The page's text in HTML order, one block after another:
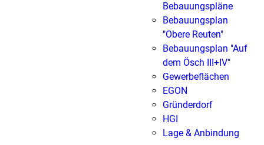
Bebauungspläne
Bebauungsplan
"Obere Reuten"
Bebauungsplan "Auf
dem Ösch III+IV"
Gewerbeflächen
EGON
Gründerdorf
HGI
Lage & Anbindung